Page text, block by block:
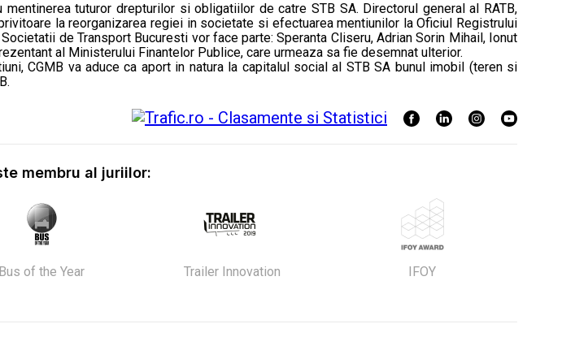
tuturor drepturilor si obligatiilor de catre STB SA. Directorul general al RATB,
la reorganizarea regiei in societate si efectuarea mentiunilor la Oficiul Registrului
de Transport Bucuresti vor face parte: Speranta Cliseru, Adrian Sorin Mihail, Ionut
al Ministerului Finantelor Publice, care urmeaza sa fie desemnat ulterior.
CGMB va aduce ca aport in natura la capitalul social al STB SA bunul imobil (teren si
membru al juriilor:
Bus of the Year Trailer Innovation IFOY